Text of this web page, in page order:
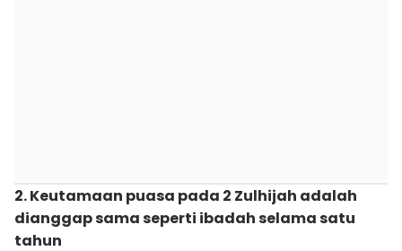
2. Keutamaan puasa pada 2 Zulhijah adalah
dianggap sama seperti ibadah selama satu
tahun